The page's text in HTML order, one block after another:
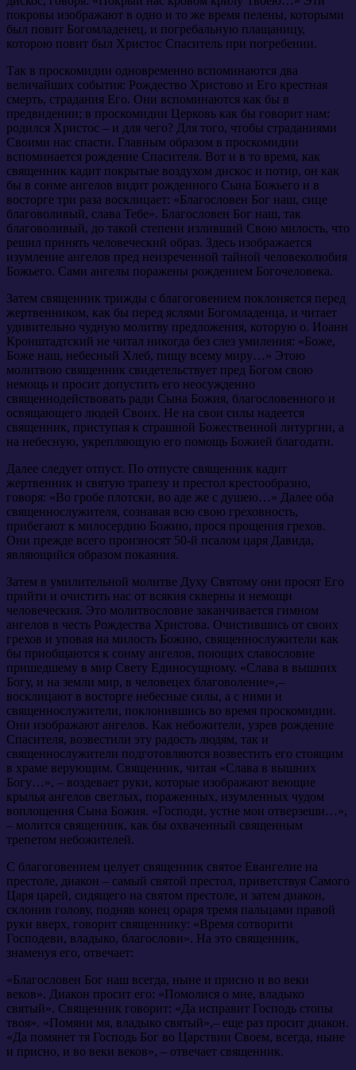
покровы изображают в одно и то же время пелены, которыми
был повит Богомладенец, и погребальную плащаницу,
которою повит был Христос Спаситель при погребении.
Так в проскомидии одновременно вспоминаются два
величайших события: Рождество Христово и Его крестная
смерть, страдания Его. Они вспоминаются как бы в
предвидении; в проскомидии Церковь как бы говорит нам:
родился Христос – и для чего? Для того, чтобы страданиями
Своими нас спасти. Главным образом в проскомидии
вспоминается рождение Спасителя. Вот и в то время, как
священник кадит покрытые воздухом дискос и потир, он как
бы в сонме ангелов видит рожденного Сына Божьего и в
восторге три раза восклицает: «Благословен Бог наш, сице
благоволивый, слава Тебе». Благословен Бог наш, так
благоволивый, до такой степени изливший Свою милость, что
решил принять человеческий образ. Здесь изображается
изумление ангелов пред неизреченной тайной человеколюбия
Божьего. Сами ангелы поражены рождением Богочеловека.
Затем священник трижды с благоговением поклоняется перед
жертвенником, как бы перед яслями Богомладенца, и читает
удивительно чудную молитву предложения, которую о. Иоанн
Кронштадтский не читал никогда без слез умиления: «Боже,
Боже наш, небесный Хлеб, пищу всему миру…» Этою
молитвою священник свидетельствует пред Богом свою
немощь и просит допустить его неосужденно
священнодействовать ради Сына Божия, благословенного и
освящающего людей Своих. Не на свои силы надеется
священник, приступая к страшной Божественной литургии, а
на небесную, укрепляющую его помощь Божией благодати.
Далее следует отпуст. По отпусте священник кадит
жертвенник и святую трапезу и престол крестообразно,
говоря: «Во гробе плотски, во аде же с душею…» Далее оба
священнослужителя, сознавая всю свою греховность,
прибегают к милосердию Божию, прося прощения грехов.
Они прежде всего произносят 50-й псалом царя Давида,
являющийся образом покаяния.
Затем в умилительной молитве Духу Святому они просят Его
прийти и очистить нас от всякия скверны и немощи
человеческия. Это молитвословие заканчивается гимном
ангелов в честь Рождества Христова. Очистившись от своих
грехов и уповая на милость Божию, священнослужители как
бы приобщаются к сонму ангелов, поющих славословие
пришедшему в мир Свету Единосущному. «Слава в вышних
Богу, и на земли мир, в человецех благоволение»,–
восклицают в восторге небесные силы, а с ними и
священнослужители, поклонившись во время проскомидии.
Они изображают ангелов. Как небожители, узрев рождение
Спасителя, возвестили эту радость людям, так и
священнослужители подготовляются возвестить его стоящим
в храме верующим. Священник, читая «Слава в вышних
Богу…», – воздевает руки, которые изображают веющие
крылья ангелов светлых, пораженных, изумленных чудом
воплощения Сына Божия. «Господи, устне мои отверзеши…»,
– молится священник, как бы охваченный священным
трепетом небожителей.
С благоговением целует священник святое Евангелие на
престоле, диакон – самый святой престол, приветствуя Самого
Царя царей, сидящего на святом престоле, и затем диакон,
склонив голову, подняв конец ораря тремя пальцами правой
руки вверх, говорит священнику: «Время сотворити
Господеви, владыко, благослови». На это священник,
знаменуя его, отвечает:
«Благословен Бог наш всегда, ныне и присно и во веки
веков». Диакон просит его: «Помолися о мне, владыко
святый». Священник говорит: «Да исправит Господь стопы
твоя». «Помяни мя, владыко святый»,– еще раз просит диакон.
«Да помянет тя Господь Бог во Царствии Своем, всегда, ныне
и присно, и во веки веков», – отвечает священник.